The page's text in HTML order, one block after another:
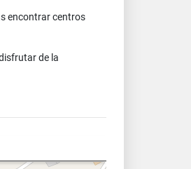
encontrar centros
de la